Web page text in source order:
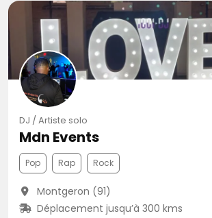
DJ / Artiste solo
Mdn Events
Pop Rap Rock
Montgeron (91)
Déplacement jusqu’à 300 kms